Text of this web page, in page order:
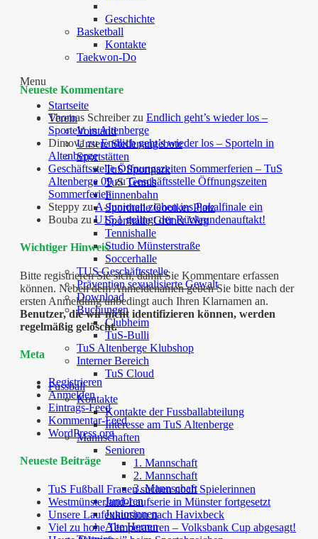
Geschichte
Basketball
Kontakte
Taekwon-Do
Menu
Startseite
Verein
Vorstand
Unsere Stellenangebote
Sportstätten
TuS Sportpark
TuS Tennis
Finnenbahn
Sporthalle Gooiker Platz
Sporthalle Grüner Weg
Tennishalle
Studio Münsterstraße
Soccerhalle
TUS Geschäftsstelle
Prävention sexualisierte Gewalt
Download
Buchungen
Clubheim
TuS-Bulli
TuS Altenberge Klubshop
Interner Bereich
TuS Cloud
Fussball
Kontakte
Kontakte der Fussballabteilung
Interesse am TuS Altenberge
Mannschaften
Senioren
1. Mannschaft
2. Mannschaft
3. Mannschaft
Junioren
Juniorinnen
Alte Herren
Neueste Kommentare
Thomas Schreiberzu Endlich geht’s wieder los –
Sporteln in Altenberge
DimovazuEndlich geht’s wieder los – Sporteln in
Altenberge
Geschäftsstelle Öffnungszeiten Sommerferien – TuS
Altenberge 09zuGeschäftsstelle Öffnungszeiten
Sommerferien
Steppy zuA-Junioren ziehen ins Pokalfinale ein
Bouba zuU15.1 gelingt der Rückrundenauftakt!
Wichtiger Hinweis
Bitte registrieren Sie sich, damit Sie Kommentare erfassen
können. Neben dem Anmeldenamen geben Sie bitte nach der
ersten Anmeldung unbedingt auch Ihren Klarnamen an.
Benutzer, die wir nicht identifizieren können, werden
regelmäßig gelöscht.
Meta
Registrieren
Anmelden
Eintrags-Feed
Kommentar-Feed
WordPress.org
Neueste Beiträge
TuS Fußball Frauen suchen noch Spielerinnen
Westmünsterland-Laufserie in Münster fortgesetzt
Unsere Laufexkursion nach Havixbeck
Viel zu hohe Temperaturen – Volksbank Cup abgesagt!